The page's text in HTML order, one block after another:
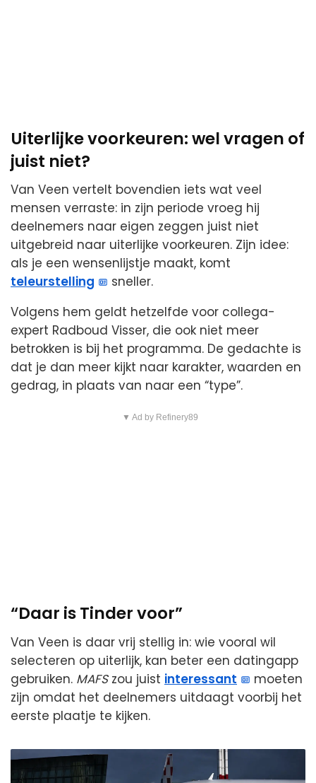
Uiterlijke voorkeuren: wel vragen of
juist niet?
Van Veen vertelt bovendien iets wat veel
mensen verraste: in zijn periode vroeg hij
deelnemers naar eigen zeggen juist niet
uitgebreid naar uiterlijke voorkeuren. Zijn idee:
als je een wensenlijstje maakt, komt
teleurstelling
sneller.
Volgens hem geldt hetzelfde voor collega-
expert Radboud Visser, die ook niet meer
betrokken is bij het programma. De gedachte is
dat je dan meer kijkt naar karakter, waarden en
gedrag, in plaats van naar een “type”.
▼ Ad by Refinery89
“Daar is Tinder voor”
Van Veen is daar vrij stellig in: wie vooral wil
selecteren op uiterlijk, kan beter een datingapp
gebruiken. MAFSzou juist interessant
moeten
zijn omdat het deelnemers uitdaagt voorbij het
eerste plaatje te kijken.